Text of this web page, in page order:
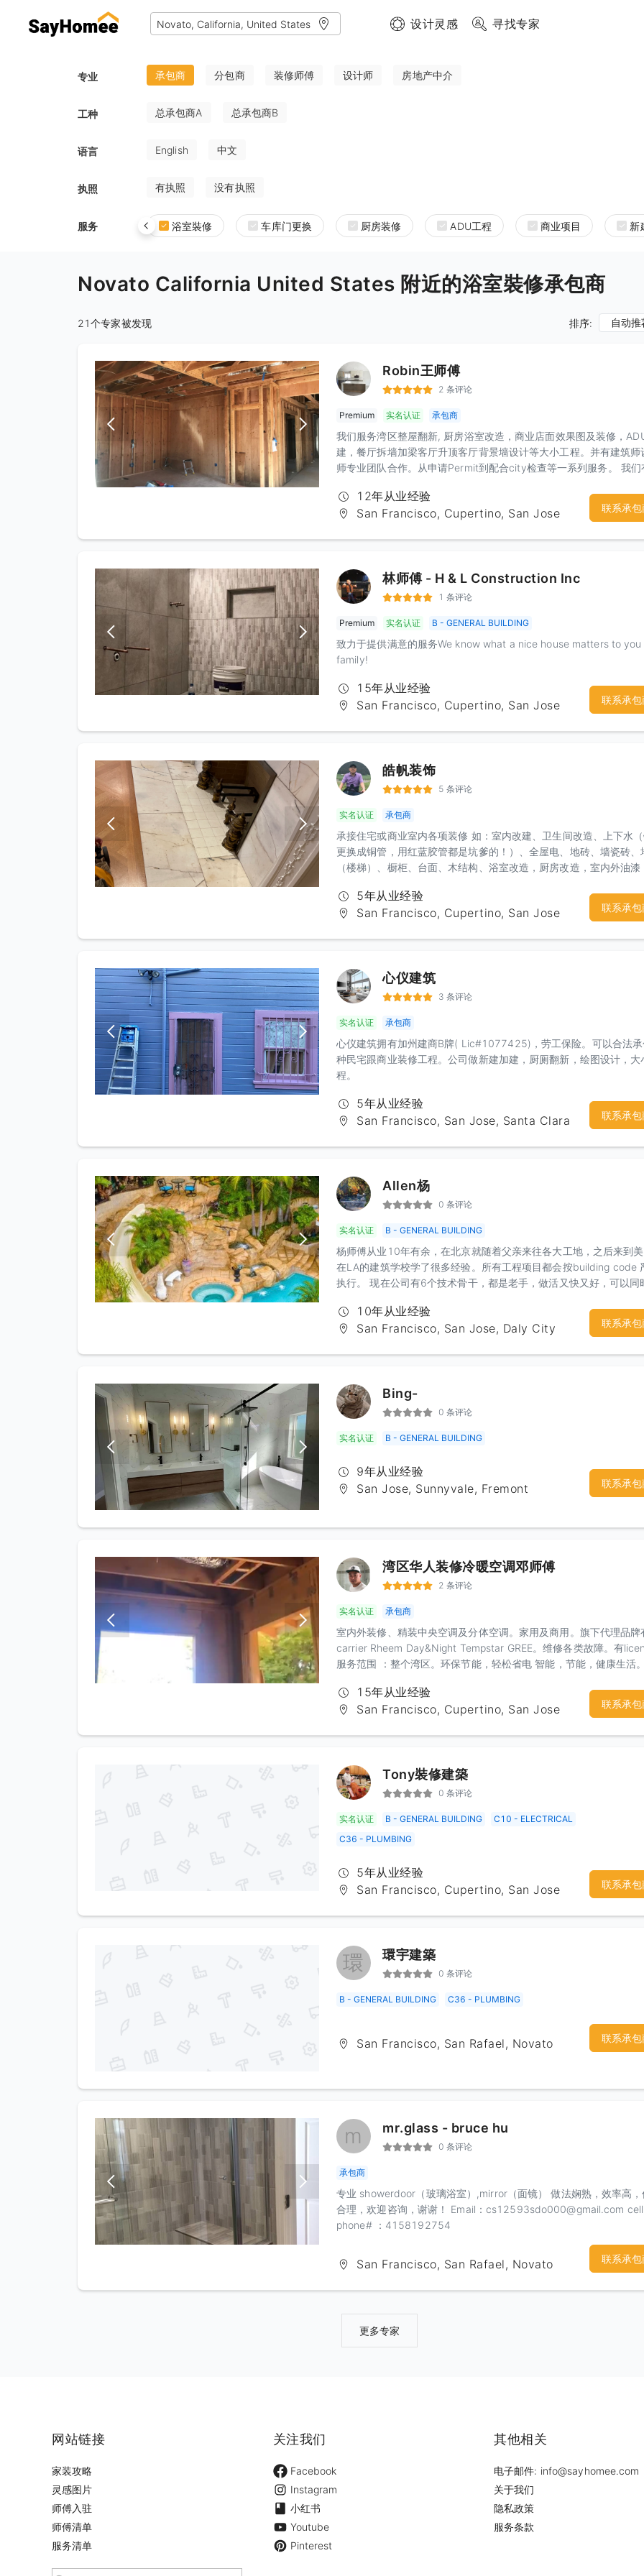
设计灵感 寻找专家
专业 承包商 分包商 装修师傅 设计师 房地产中介
工种 总承包商A 总承包商B
语言 English 中文
执照 有执照 没有执照
服务 浴室裝修 车库门更换 厨房装修 ADU工程 商业项目 新
Novato California United States 附近的浴室裝修承包商
21个专家被发现 排序: 自动推
Robin王师傅
2 条评论
Premium 实名认证 承包商
我们服务湾区整屋翻新, 厨房浴室改造，商业店面效果图及装修，
建，餐厅拆墙加梁客厅升顶客厅背景墙设计等大小工程。并有建筑师
师专业团队合作。从申请Permit到配合city检查等一系列服务。 我们
意的合作12年从业经验
San Francisco, Cupertino, San Jose
联系承包
林师傅 - H & L Construction Inc
1 条评论
Premium 实名认证 B - GENERAL BUILDING
致力于提供满意的服务We know what a nice house matters to you
family!
15年从业经验
San Francisco, Cupertino, San Jose
联系承包
皓帆装饰
5 条评论
实名认证 承包商
承接住宅或商业室内各项装修 如：室内改建、卫生间改造、上下水
更换成铜管，用红蓝胶管都是坑爹的！）、全屋电、地砖、墙瓷砖、
（楼梯）、橱柜、台面、木结构、浴室改造，厨房改造，室内外油漆
墙、水泥地，更换门窗，大修小补！匠人精神，精品工艺，给你舒心
体验！期待您诚意的联系：杨先生 电话：3133499969微信：
5年从业经验
San Francisco, Cupertino, San Jose
联系承包
心仪建筑
3 条评论
实名认证 承包商
心仪建筑拥有加州建商B牌( Lic#1077425)，劳工保险。可以合法
种民宅跟商业装修工程。公司做新建加建，厨厕翻新，绘图设计，大
程。
5年从业经验
San Francisco, San Jose, Santa Clara
联系承包
Allen杨
0 条评论
实名认证 B - GENERAL BUILDING
杨师傅从业10年有余，在北京就随着父亲来往各大工地，之后来到
在LA的建筑学校学了很多经验。所有工程项目都会按building code
执行。 现在公司有6个技术骨干，都是老手，做活又快又好，可以同
10年从业经验
San Francisco, San Jose, Daly City
联系承包
Bing-
0 条评论
实名认证 B - GENERAL BUILDING
9年从业经验
San Jose, Sunnyvale, Fremont
联系承包
湾区华人装修冷暖空调邓师傅
2 条评论
实名认证 承包商
室内外装修、精装中央空调及分体空调。家用及商用。旗下代理品牌
carrier Rheem Day&Night Tempstar GREE。维修各类故障。有
服务范围 ：整个湾区。环保节能，轻松省电 智能，节能，健康生活
15年从业经验
San Francisco, Cupertino, San Jose
联系承包
Tony裝修建築
0 条评论
实名认证 B - GENERAL BUILDING
C10 - ELECTRICAL
C36 - PLUMBING
5年从业经验
San Francisco, Cupertino, San Jose
联系承包
環 環宇建築
0 条评论
B - GENERAL BUILDING C36 - PLUMBING
San Francisco, San Rafael, Novato 联系承包
m mr.glass - bruce hu
0 条评论
承包商
专业 showerdoor（玻璃浴室）,mirror（面镜） 做法娴熟，效率高
合理，欢迎咨询，谢谢！ Email：cs12593sdo000@gmail.com cell
phone# ：4158192754
San Francisco, San Rafael, Novato 联系承包
更多专家
网站链接
家装攻略
灵感图片
师傅入驻
师傅清单
服务清单
关注我们
Facebook
Instagram
小红书
Youtube
Pinterest
其他相关
电子邮件: info@sayhomee.com
关于我们
隐私政策
服务条款